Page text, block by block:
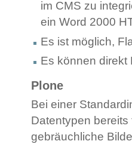
im CMS zu
ein Word 2000
Es ist möglich,
Es können direkt
Plone
Bei einer
Datentypen
gebräuchliche